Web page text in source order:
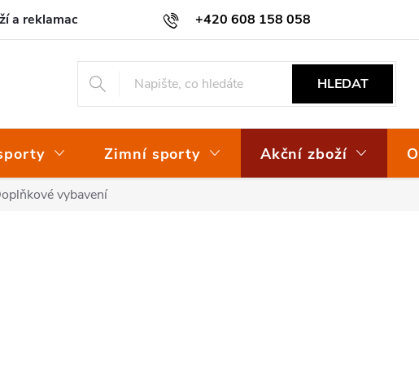
+420 608 158 058
a reklamace Osvědčení EKO-KOM
HLEDAT
Zimní sporty Akční zboží
vybavení